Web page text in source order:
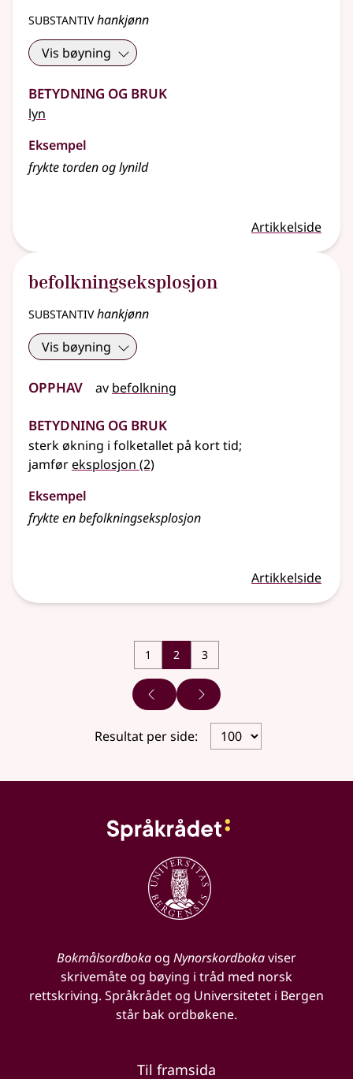
substantivhankjønn
Vis bøyning
Betydning og bruk
lyn
Eksempel
frykte torden og lynild
Artikkelside
befolkningseksplosjon
substantivhankjønn
Vis bøyning
Opphav av befolkning
Betydning og bruk
sterk økning i folketallet på kort tid;
jamføreksplosjon (2)
Eksempel
frykte en befolkningseksplosjon
Artikkelside
1 2 3
Forrige sideNeste side
Resultat per side:
Bokmålsordbokaog Nynorskordbokaviser
skrivemåte og bøying i tråd med norsk
rettskriving. Språkrådet og Universitetet i Bergen
står bak ordbøkene.
Til framsida